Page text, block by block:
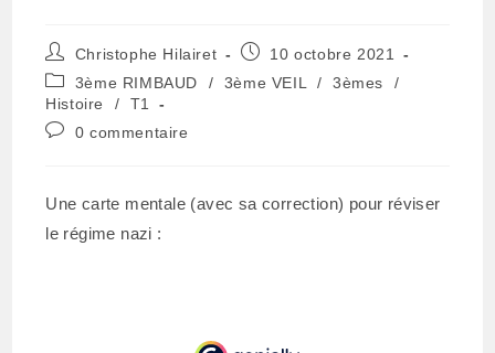
Auteur/autrice
de
la
publication :
Christophe Hilairet
Publication
10 octobre 2021
Post
category:
3ème RIMBAUD / 3ème VEIL / 3èmes
/
Histoire
/
T1
Commentaires
0 commentaire
Une carte mentale (avec sa correction) pour réviser
le régime nazi :